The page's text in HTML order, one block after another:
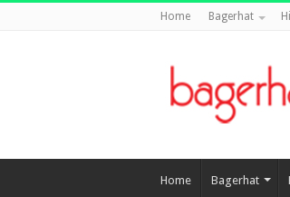
Home Bagerhat
Home Bagerhat